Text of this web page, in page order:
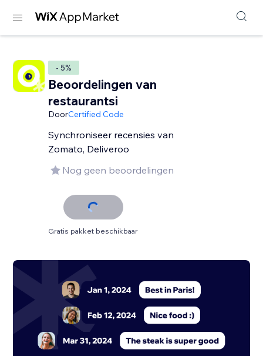
- 5%
Beoordelingen van
restaurantsi
DoorCertified Code
Synchroniseer recensies van
Zomato, Deliveroo
Nog geen beoordelingen
Gratis pakket beschikbaar